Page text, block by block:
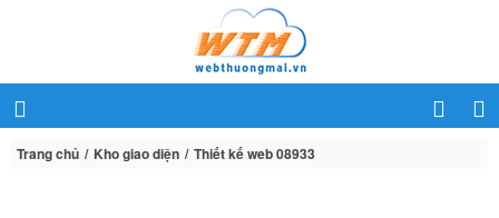
Trang chủ Kho giao diện Thiết kế web 08933